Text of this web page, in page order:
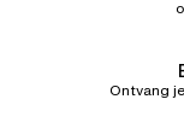
Ontvang